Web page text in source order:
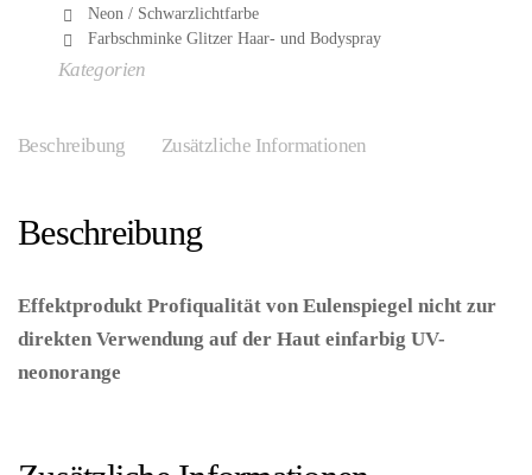
Neon / Schwarzlichtfarbe
Farbschminke Glitzer Haar- und Bodyspray
Kategorien
Beschreibung Zusätzliche Informationen
Beschreibung
Effektprodukt Profiqualität von Eulenspiegel nicht zur
direkten Verwendung auf der Haut einfarbig UV-
neonorange